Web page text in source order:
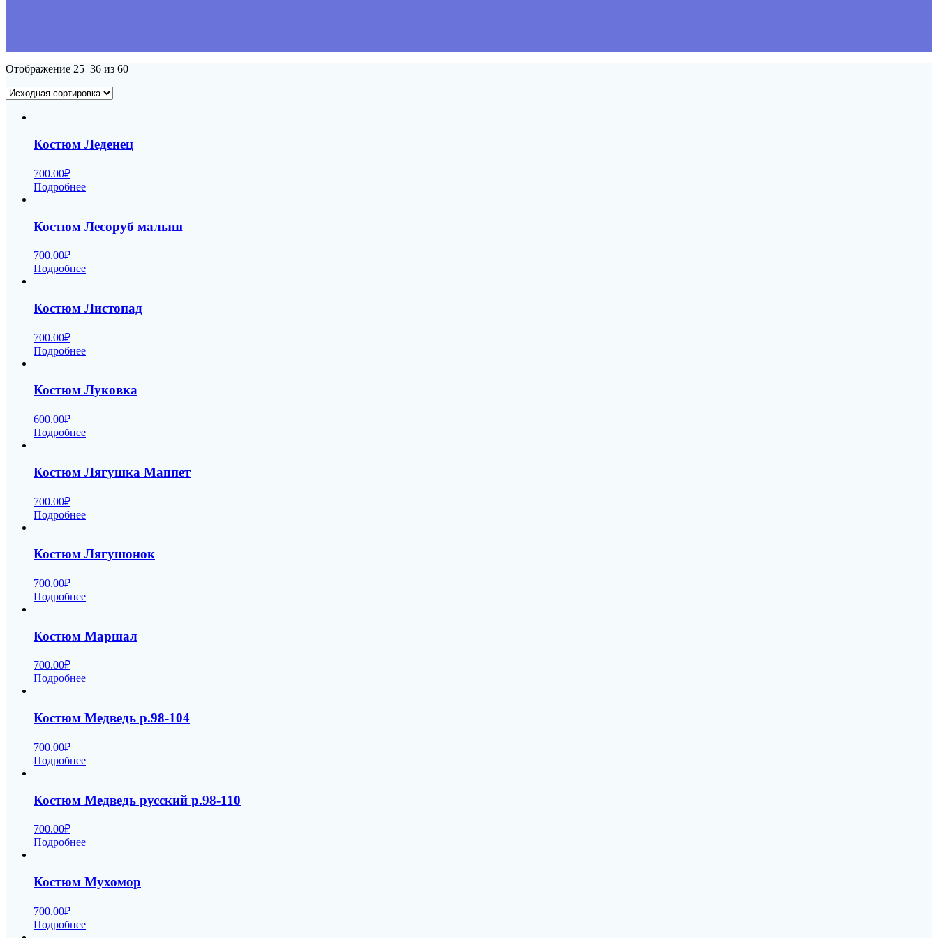
Отображение 25–36 из 60
Костюм Леденец
700.00₽
Подробнее
Костюм Лесоруб малыш
700.00₽
Подробнее
Костюм Листопад
700.00₽
Подробнее
Костюм Луковка
600.00₽
Подробнее
Костюм Лягушка Маппет
700.00₽
Подробнее
Костюм Лягушонок
700.00₽
Подробнее
Костюм Маршал
700.00₽
Подробнее
Костюм Медведь р.98-104
700.00₽
Подробнее
Костюм Медведь русский р.98-110
700.00₽
Подробнее
Костюм Мухомор
700.00₽
Подробнее